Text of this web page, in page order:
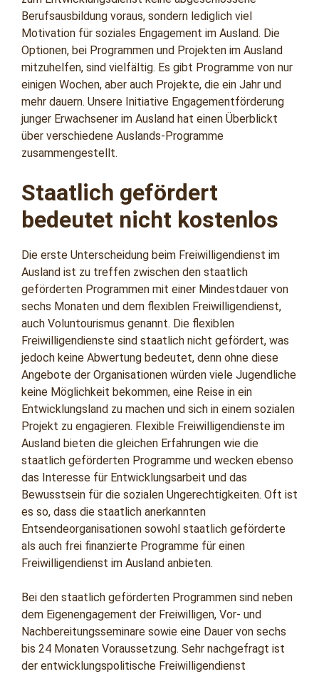
Berufsausbildung voraus, sondern lediglich viel
Motivation für soziales Engagement im Ausland. Die
Optionen, bei Programmen und Projekten im Ausland
mitzuhelfen, sind vielfältig. Es gibt Programme von nur
einigen Wochen, aber auch Projekte, die ein Jahr und
mehr dauern. Unsere Initiative Engagementförderung
junger Erwachsener im Ausland hat einen Überblickt
über verschiedene Auslands-Programme
zusammengestellt.
Staatlich gefördert
bedeutet nicht kostenlos
Die erste Unterscheidung beim Freiwilligendienst im
Ausland ist zu treffen zwischen den staatlich
geförderten Programmen mit einer Mindestdauer von
sechs Monaten und dem flexiblen Freiwilligendienst,
auch Voluntourismus genannt. Die flexiblen
Freiwilligendienste sind staatlich nicht gefördert, was
jedoch keine Abwertung bedeutet, denn ohne diese
Angebote der Organisationen würden viele Jugendliche
keine Möglichkeit bekommen, eine Reise in ein
Entwicklungsland zu machen und sich in einem sozialen
Projekt zu engagieren. Flexible Freiwilligendienste im
Ausland bieten die gleichen Erfahrungen wie die
staatlich geförderten Programme und wecken ebenso
das Interesse für Entwicklungsarbeit und das
Bewusstsein für die sozialen Ungerechtigkeiten. Oft ist
es so, dass die staatlich anerkannten
Entsendeorganisationen sowohl staatlich geförderte
als auch frei finanzierte Programme für einen
Freiwilligendienst im Ausland anbieten.
Bei den staatlich geförderten Programmen sind neben
dem Eigenengagement der Freiwilligen, Vor- und
Nachbereitungsseminare sowie eine Dauer von sechs
bis 24 Monaten Voraussetzung. Sehr nachgefragt ist
der entwicklungspolitische Freiwilligendienst